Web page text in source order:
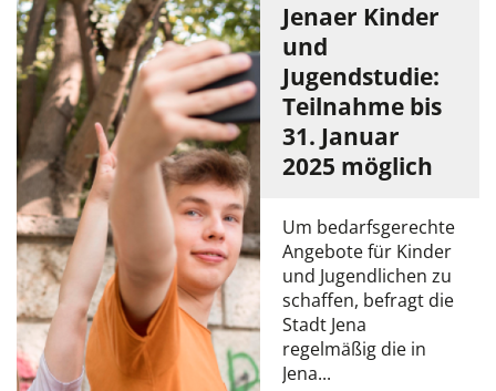
Jenaer Kinder
und
Jugendstudie:
Teilnahme bis
31. Januar
2025 möglich
Um bedarfsgerechte
Angebote für Kinder
und Jugendlichen zu
schaffen, befragt die
Stadt Jena
regelmäßig die in
Jena...